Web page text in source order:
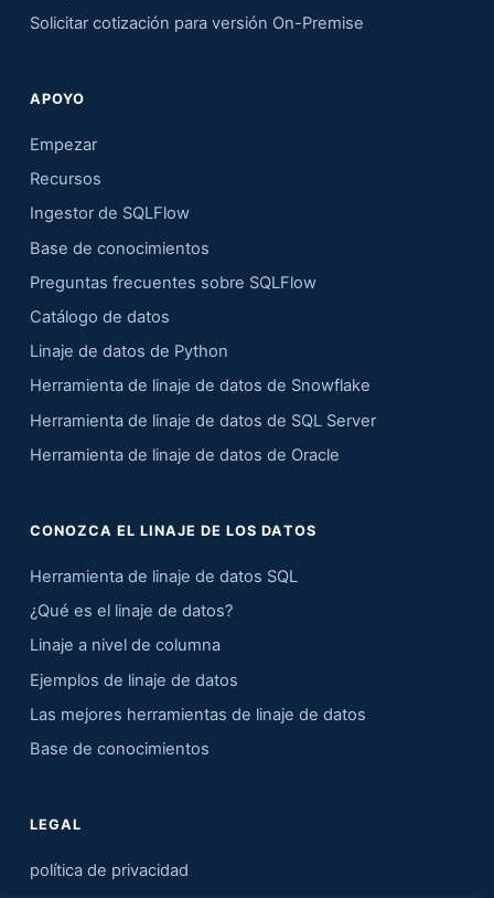
Solicitar cotización para versión On-Premise
APOYO
Empezar
Recursos
Ingestor de SQLFlow
Base de conocimientos
Preguntas frecuentes sobre SQLFlow
Catálogo de datos
Linaje de datos de Python
Herramienta de linaje de datos de Snowflake
Herramienta de linaje de datos de SQL Server
Herramienta de linaje de datos de Oracle
CONOZCA EL LINAJE DE LOS DATOS
Herramienta de linaje de datos SQL
¿Qué es el linaje de datos?
Linaje a nivel de columna
Ejemplos de linaje de datos
Las mejores herramientas de linaje de datos
Base de conocimientos
LEGAL
política de privacidad